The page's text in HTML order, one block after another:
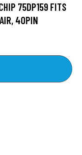
75DP159 FITS
40PIN